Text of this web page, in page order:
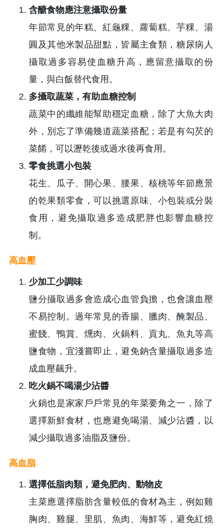
含醣食物應注意攝取份量
年節常見的年糕、紅龜粿、蘿蔔糕、芋粿、湯
圓及其他米製品甜點，皆屬主食類，糖尿病人
攝取過多容易使血糖升高，應留意攝取的份
量，與白飯替代食用。
多攝取蔬菜，有助血糖控制
蔬菜中的纖維能幫助穩定血糖，除了大魚大肉
外，別忘了準備幾道蔬菜搭配；若是有勾芡的
菜餚，可以瀝乾後或過水後再食用。
零食挑選小包裝
花生、瓜子、開心果、腰果、核桃等年節應景
的乾果類零食，可以挑選原味、小包裝或分裝
食用，避免攝取過多造成肥胖也影響血糖控
制。
高血壓
少加工少調味
鹽分攝取過多會造成心血管負擔，也會讓血壓
不易控制。過年常見的香腸、臘肉、醃製品、
蜜餞、鴨賞、燻肉、火鍋料、貢丸、魚丸等高
鹽食物，宜淺嘗即止，避免鈉含量攝取過多造
成血壓飆升。
吃火鍋不喝湯少沾醬
火鍋也是家家戶戶常見的年菜要角之一，除了
選擇新鮮食材，也應避免喝湯、減少沾醬，以
減少攝取過多油脂及鹽份。
高血脂
選擇低脂肉類，避免肥肉、動物皮
主菜應選擇脂肪含量較低的食材為主，例如雞
胸肉、雞腿、里肌、魚肉、海鮮等，避免紅燒